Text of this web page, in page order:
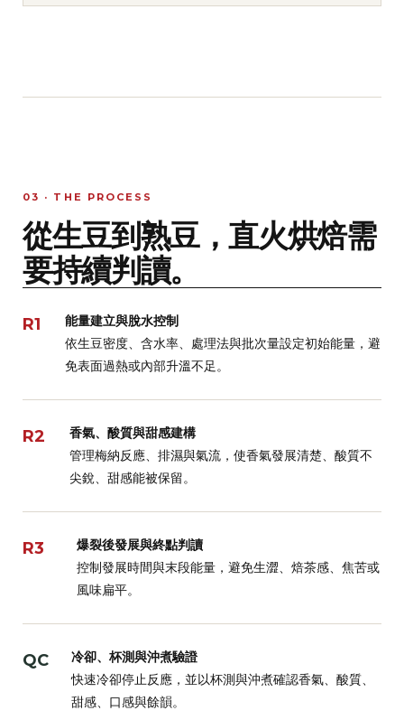
03 · THE PROCESS
從生豆到熟豆，直火烘焙需
要持續判讀。
R1
能量建立與脫水控制
依生豆密度、含水率、處理法與批次量設定初始能量，避
免表面過熱或內部升溫不足。
R2
香氣、酸質與甜感建構
管理梅納反應、排濕與氣流，使香氣發展清楚、酸質不
尖銳、甜感能被保留。
R3
爆裂後發展與終點判讀
控制發展時間與末段能量，避免生澀、焙茶感、焦苦或
風味扁平。
QC
冷卻、杯測與沖煮驗證
快速冷卻停止反應，並以杯測與沖煮確認香氣、酸質、
甜感、口感與餘韻。